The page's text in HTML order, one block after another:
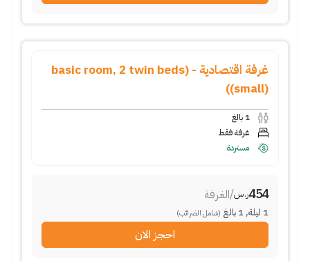
غرفة اقتصادية - (basic room, 2 twin beds
(small))
1 بالغ
غرفة فقط
مستردة
454ر.س/الغرفة
1 ليلة,
1 بالغ (شامل الضرائب)
احجز الان